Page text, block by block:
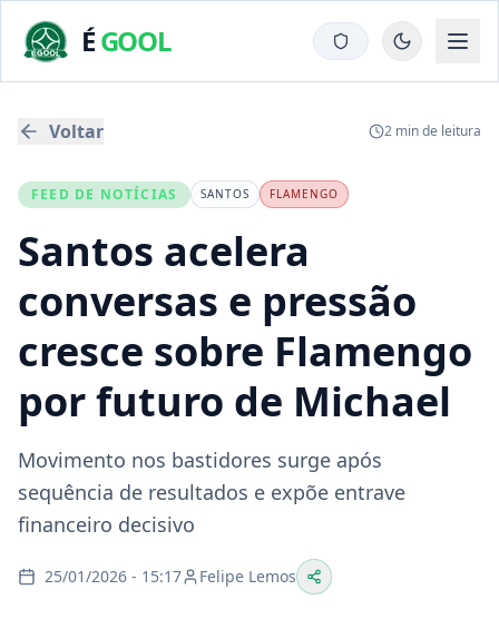
ÉGOOL
Voltar 2 min de leitura
FEED DE NOTÍCIAS SANTOS FLAMENGO
Santos acelera
conversas e pressão
cresce sobre Flamengo
por futuro de Michael
Movimento nos bastidores surge após
sequência de resultados e expõe entrave
financeiro decisivo
25/01/2026 - 15:17 Felipe Lemos